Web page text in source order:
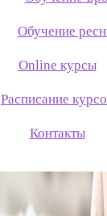
Обучение
Online курсы
Расписание
Контакты